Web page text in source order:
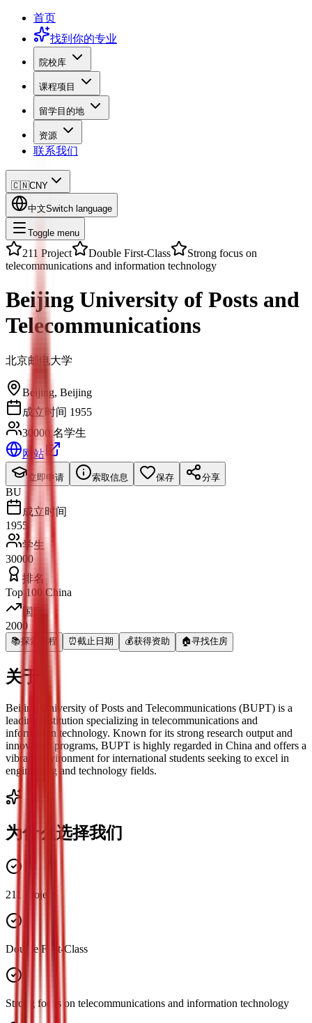
首页
找到你的专业
院校库
课程项目
留学目的地
资源
联系我们
🇨🇳CNY
中文Switch language
Toggle menu
211 Project Double First-Class
Strong focus on
telecommunications and information technology
Beijing University of Posts and
Telecommunications
北京邮电大学
Beijing, Beijing
成立时间 1955
30000 名学生
网站
立即申请 索取信息 保存 分享
BU
成立时间
1955
学生
30000
排名
Top 100 China
国际
2000
📚探索课程 ⏰截止日期 💰获得资助 🏠寻找住房
关于
Beijing University of Posts and Telecommunications (BUPT) is a
leading institution specializing in telecommunications and
information technology. Known for its strong research output and
innovative programs, BUPT is highly regarded in China and offers a
vibrant environment for international students seeking to excel in
engineering and technology fields.
为什么选择我们
211 Project
Double First-Class
Strong focus on telecommunications and information technology